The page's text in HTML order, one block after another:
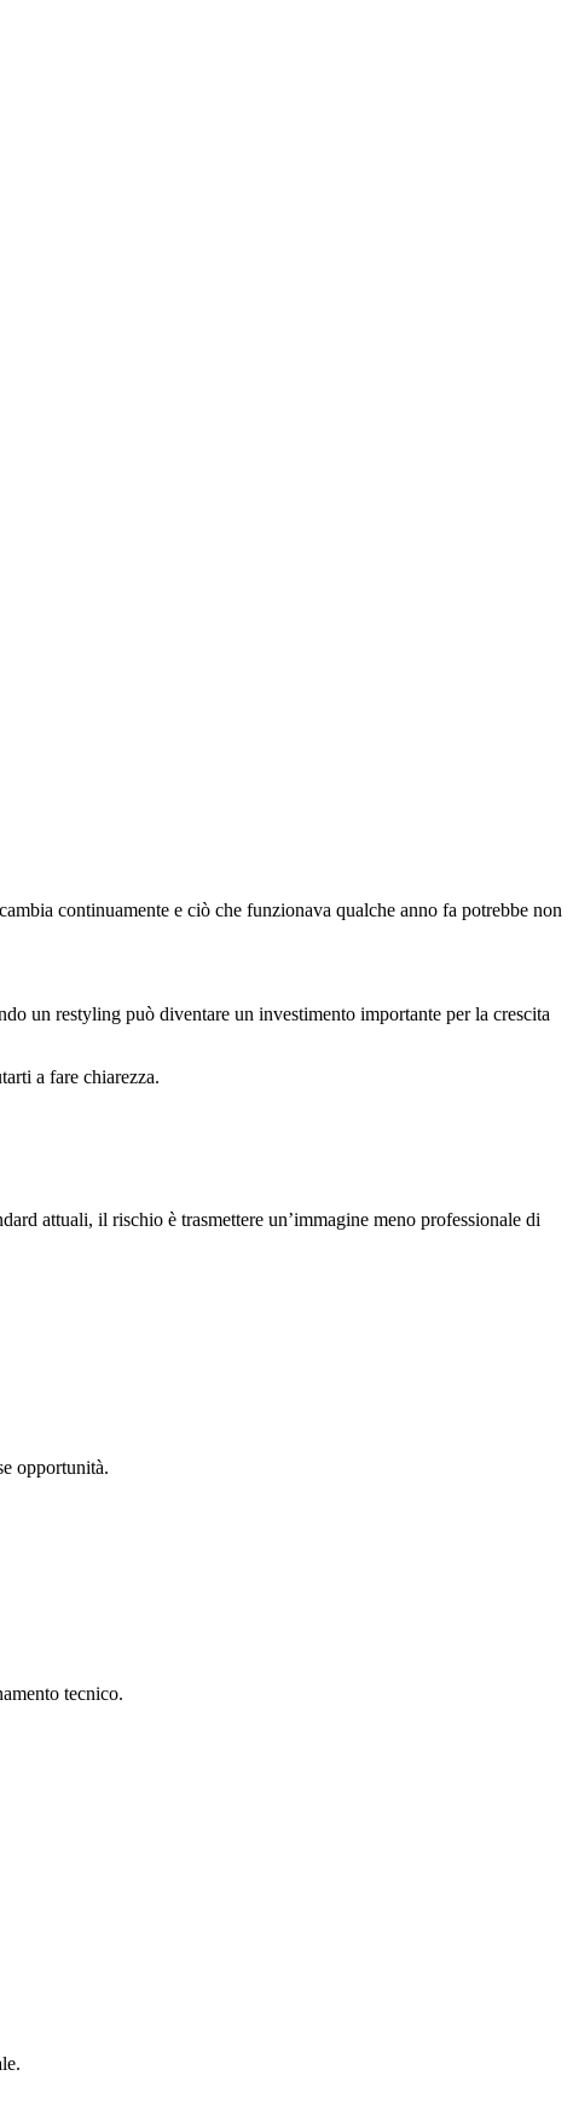
continuamente e ciò che funzionava qualche anno fa potrebbe non
un restyling può diventare un investimento importante per la crescita
a fare chiarezza.
attuali, il rischio è trasmettere un’immagine meno professionale di
opportunità.
tecnico.